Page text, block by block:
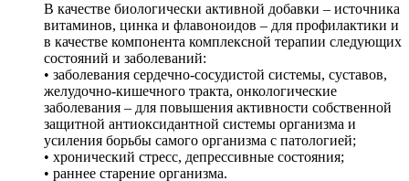
В качестве биологически активной добавки – источника
витаминов, цинка и флавоноидов – для профилактики и
в качестве компонента комплексной терапии следующих
состояний и заболеваний:
• заболевания сердечно-сосудистой системы, суставов,
желудочно-кишечного тракта, онкологические
заболевания – для повышения активности собственной
защитной антиоксидантной системы организма и
усиления борьбы самого организма с патологией;
• хронический стресс, депрессивные состояния;
• раннее старение организма.